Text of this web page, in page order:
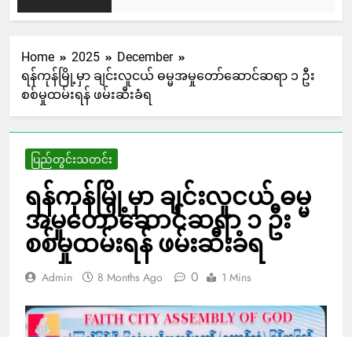
3 Days Ago
Home 2025
December
ရန်ကုန်မြို့မှာ ချင်းလူငယ် ဓမ္မအမှုတော်ဆောင်ဆရာ ၁ ဦး
စစ်မှုထမ်းရန် ဖမ်းဆီးခံရ
ပြည်တွင်းသတင်း
ရန်ကုန်မြို့မှာ ချင်းလူငယ် ဓမ္မ
အမှုတော်ဆောင်ဆရာ ၁ ဦး
စစ်မှုထမ်းရန် ဖမ်းဆီးခံရ
Admin 8 Months Ago 0 1 Mins